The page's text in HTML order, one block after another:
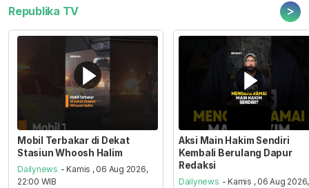
Republika TV >
Mobil Terbakar di Dekat
Stasiun Whoosh Halim
Dailynews - Kamis , 06 Aug 2026,
22:00 WIB
Aksi Main Hakim Sendiri
Kembali Berulang Dapur
Redaksi
Dailynews - Kamis , 06 Aug 2026,